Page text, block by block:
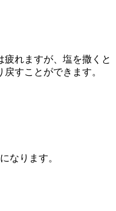
れますが、塩を撒くと
すことができます。
なります。